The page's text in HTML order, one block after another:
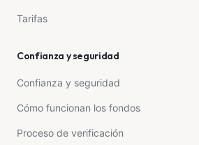
Tarifas
Confianza y seguridad
Confianza y seguridad
Cómo funcionan los fondos
Proceso de verificación